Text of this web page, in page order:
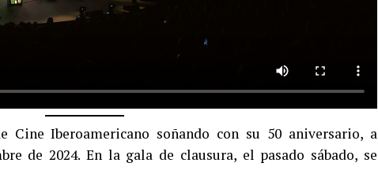
Cine Iberoamericano soñando con su 50 aniversario, a
de 2024. En la gala de clausura, el pasado sábado, se